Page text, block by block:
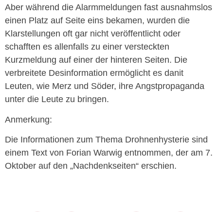
Aber während die Alarmmeldungen fast ausnahmslos
einen Platz auf Seite eins bekamen, wurden die
Klarstellungen oft gar nicht veröffentlicht oder
schafften es allenfalls zu einer versteckten
Kurzmeldung auf einer der hinteren Seiten. Die
verbreitete Desinformation ermöglicht es danit
Leuten, wie Merz und Söder, ihre Angstpropaganda
unter die Leute zu bringen.
Anmerkung:
Die Informationen zum Thema Drohnenhysterie sind
einem Text von Forian Warwig entnommen, der am 7.
Oktober auf den „Nachdenkseiten“ erschien.